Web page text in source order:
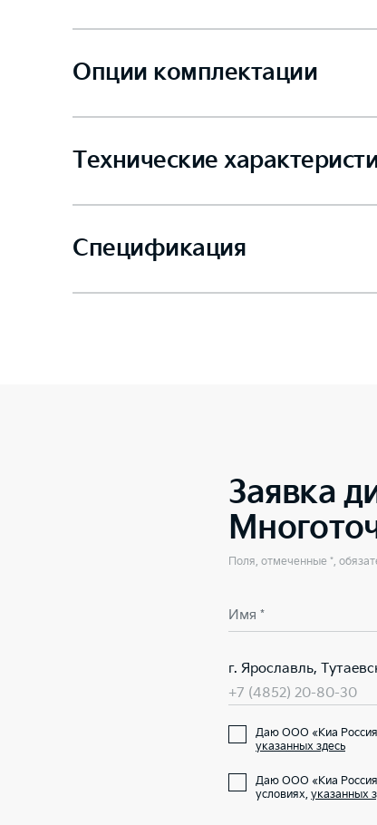
Опции комплектации
Технические
Спецификация
Заявка
Поля, отмеченные *,
Имя *
г. Ярославль,
+7 (4852) 20-80-30
Даю ООО «Киа Россия
указанных здесь
Даю ООО «Киа Россия
условиях, указанных